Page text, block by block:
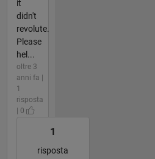
it
didn't
revolute.
Please
hel...
oltre 3
anni fa |
1
risposta
| 0
1
risposta